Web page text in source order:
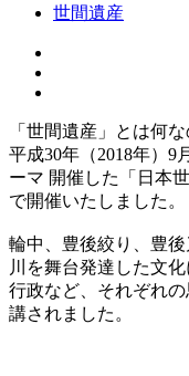
世間遺産
「世間遺産」とは何な
平成30年（2018年）9
ーマ 開催した「日本
で開催いたしました。
輪中、豊後絞り、豊
川を舞台発達した文
行政など、それぞれ
講されました。